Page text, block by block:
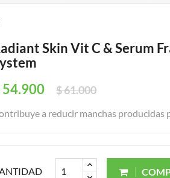
Skin Vit C & Serum
54.900
$ 61.000
a reducir manchas producidas